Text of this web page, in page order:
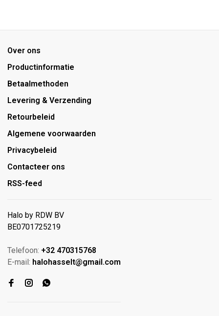
Over ons
Productinformatie
Betaalmethoden
Levering & Verzending
Retourbeleid
Algemene voorwaarden
Privacybeleid
Contacteer ons
RSS-feed
Halo by RDW BV
BE0701725219
Telefoon: +32 470315768
E-mail: halohasselt@gmail.com